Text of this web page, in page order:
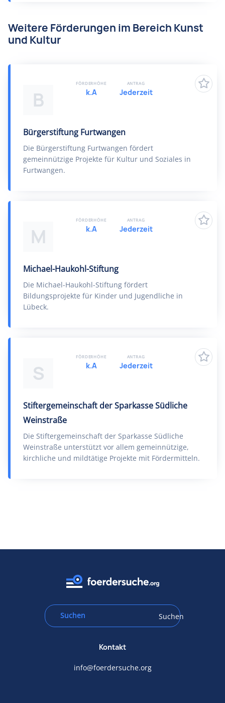
Weitere Förderungen im Bereich Kunst
und Kultur
B
Bürgerstiftung Furtwangen
Die Bürgerstiftung Furtwangen fördert
gemeinnützige Projekte für Kultur und Soziales in
Furtwangen.
FÖRDERHÖHE
k.A
ANTRAG
Jederzeit
M
Michael-Haukohl-Stiftung
Die Michael-Haukohl-Stiftung fördert
Bildungsprojekte für Kinder und Jugendliche in
Lübeck.
FÖRDERHÖHE
k.A
ANTRAG
Jederzeit
S
Stiftergemeinschaft der Sparkasse Südliche
Weinstraße
Die Stiftergemeinschaft der Sparkasse Südliche
Weinstraße unterstützt vor allem gemeinnützige,
kirchliche und mildtätige Projekte mit Fördermitteln.
FÖRDERHÖHE
k.A
ANTRAG
Jederzeit
Suchen
Kontakt
info@foerdersuche.org